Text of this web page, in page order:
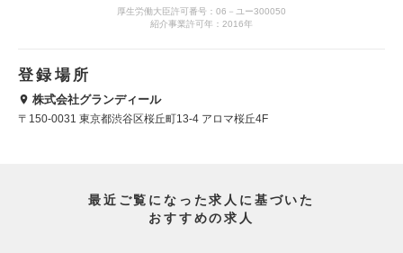
厚生労働大臣許可番号：06－ユー300050
紹介事業許可年：2016年
登録場所
株式会社グランディール
〒150-0031 東京都渋谷区桜丘町13-4 アロマ桜丘4F
最近ご覧になった求人に基づいた
おすすめの求人